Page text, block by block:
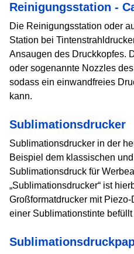
Reinigungsstation -
Die Reinigungsstation oder
Station bei
Ansaugen des Druckkopfes.
oder sogenannte Nozzles
sodass ein einwandfreies
kann.
Sublimationsdrucker
Sublimationsdrucker in der
Beispiel dem klassischen
Sublimationsdruck für
„Sublimationsdrucker“ ist
Großformatdrucker mit
einer Sublimationstinte befüllt